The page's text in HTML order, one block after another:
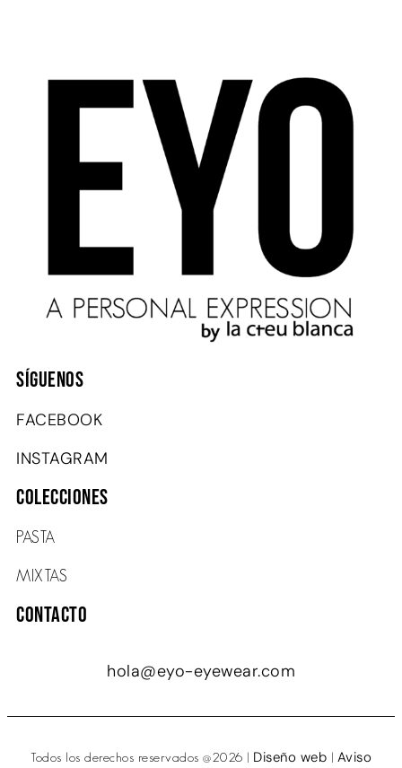
SÍGUENOS
FACEBOOK
INSTAGRAM
COLECCIONES
PASTA
MIXTAS
Contacto
hola@eyo-eyewear.com
Todos los derechos reservados @2026 | Diseño web | Aviso